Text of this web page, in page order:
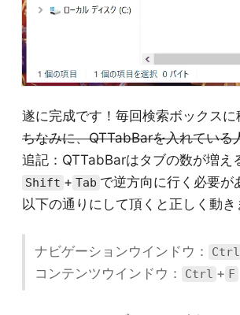
遂に完成です！毎回検索ボックスに
ちなみに、QTTabBarを入れている
追記：QTTabBarはタブの数が増え
Shift + Tab で逆方向に行く必要が
以下の通りにして頂くと正しく動き
ナビゲーションウインドウ： Ctrl
コンテンツウインドウ：
Ctrl + F